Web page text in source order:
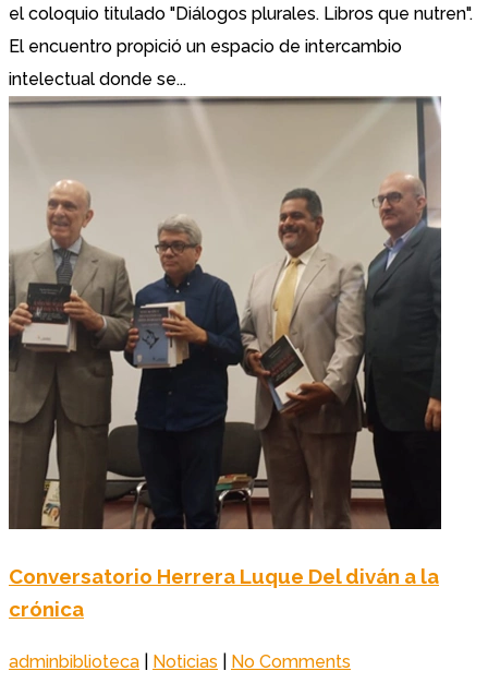
el coloquio titulado "Diálogos plurales. Libros que nutren".
El encuentro propició un espacio de intercambio
intelectual donde se...
Conversatorio Herrera Luque Del diván a la
crónica
adminbiblioteca Noticias
No Comments